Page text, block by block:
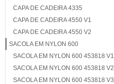
CAPA DE CADEIRA 4335
CAPA DE CADEIRA 4550 V1
CAPA DE CADEIRA 4550 V2
SACOLA EM NYLON 600
SACOLA EM NYLON 600 453818 V1
SACOLA EM NYLON 600 453818 V2
SACOLA EM NYLON 600 453818 V3